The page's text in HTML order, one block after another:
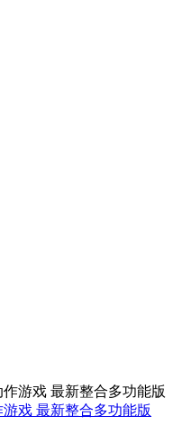
游戏 最新整合多功能版